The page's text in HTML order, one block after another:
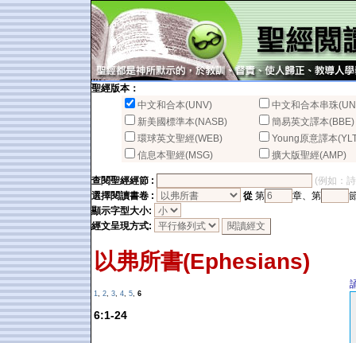
聖經版本：
中文和合本(UNV)
中文和合本串珠
新美國標準本(NASB)
簡易英文譯本(BBE)
環球英文聖經(WEB)
Young原意譯本
信息本聖經(MSG)
擴大版聖經(AMP)
查閱聖經經節 :
(例如：
選擇閱讀書卷 :
從 第 章、第
顯示字型大小:
經文呈現方式:
以弗所書(Ephesians)
1, 2, 3, 4, 5, 6
6:1-24